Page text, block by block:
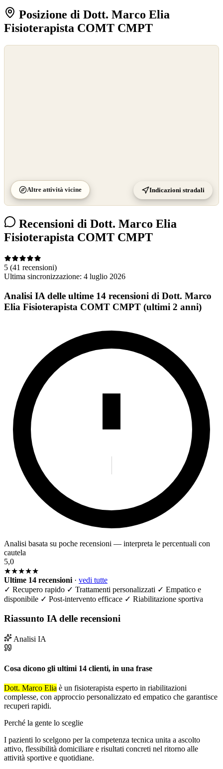
Posizione di Dott. Marco Elia
Fisioterapista COMT CMPT
Altre attività vicine Indicazioni stradali
Recensioni di Dott. Marco Elia
Fisioterapista COMT CMPT
5 (41 recensioni)
Ultima sincronizzazione: 4 luglio 2026
Analisi IA delle ultime 14 recensioni di Dott. Marco
Elia Fisioterapista COMT CMPT (ultimi 2 anni)
Analisi basata su poche recensioni — interpreta le percentuali con
cautela
5,0
★★★★★
Ultime 14 recensioni · vedi tutte
✓ Recupero rapido ✓ Trattamenti personalizzati ✓ Empatico e
disponibile ✓ Post-intervento efficace ✓ Riabilitazione sportiva
Riassunto IA delle recensioni
Analisi IA
Cosa dicono gli ultimi 14 clienti, in una frase
Dott. Marco Elia è un fisioterapista esperto in riabilitazioni
complesse, con approccio personalizzato ed empatico che garantisce
recuperi rapidi.
Perché la gente lo sceglie
I pazienti lo scelgono per la competenza tecnica unita a ascolto
attivo, flessibilità domiciliare e risultati concreti nel ritorno alle
attività sportive e quotidiane.